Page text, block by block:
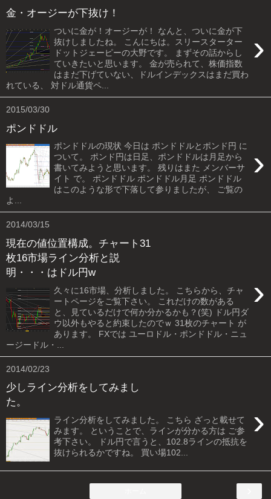
金・オージーが下抜け！
›
ついに金が！オージーが！ なんと、ついに金が下
抜けしましたね。 こんにちは。スリースターター
ドットジェーピーの大野です。 まずその話からし
ていきたいと思います。 金が売られて、株価指数
はまだ下げていない、ドルインデックスはまだ買わ
れている、 対ドル通貨ペ...
2015/03/30
ポンドドル
›
ポンドドルの現状 今日は ポンドドルとポンド円 に
ついて。 ポンド円は日足、ポンドドルは月足から
書いてみようと思います。 残りはまた メンバーサ
イト で。 ポンドドル ポンドドル月足 ポンドドル
はこのような形で下落して参りましたが、 ご覧の
よ...
2014/03/15
現在の値位置構成。チャート31
枚16市場ライン分析と説
明・・・はドル円w
›
久々に16市場、分析しました。 こちらから、チャ
ートページをご覧下さい。 これだけの数がある
と、見ているだけで何か分かるかも？(笑) ドル円ダ
ウ以外もやると約束したのでｗ 31枚のチャート が
あります。 FXでは ユーロドル・ポンドドル・ニュ
ージードル・...
2014/02/23
少しライン分析をしてみまし
た。
›
ライン分析をしてみました。 こちら ざっと載せて
みます。 ということで、ラインが分かる方は ご参
考下さい。 ドル円で言うと、102.8ラインの抵抗を
抜けられるかですね。 買い場102...